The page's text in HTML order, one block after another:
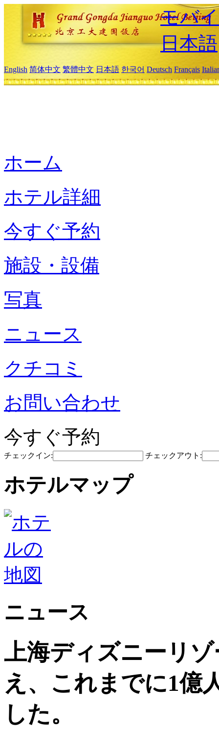
モバ
日本語
English 简体中文 繁體中文 日本語 한국어 Deutsch Français
ホーム
ホテル詳細
今すぐ予約
施設・設備
写真
ニュース
クチコミ
お問い合わせ
今すぐ予約
チェックイン: チェックアウト:
ホテルマップ
ニュース
上海ディズニーリ
え、これまでに1億
した。